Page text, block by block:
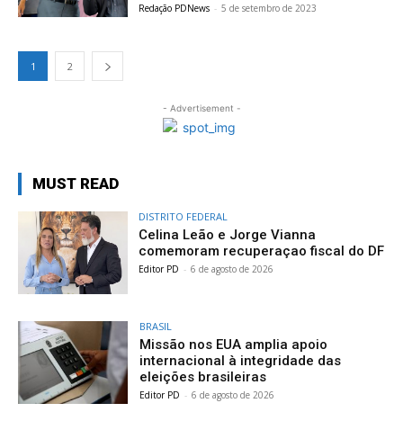
Redação PDNews - 5 de setembro de 2023
1 2
- Advertisement -
MUST READ
DISTRITO FEDERAL
Celina Leão e Jorge Vianna
comemoram recuperaçao fiscal do DF
Editor PD - 6 de agosto de 2026
BRASIL
Missão nos EUA amplia apoio
internacional à integridade das
eleições brasileiras
Editor PD - 6 de agosto de 2026